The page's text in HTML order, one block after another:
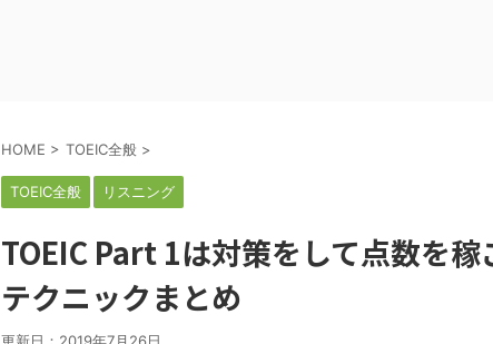
HOME > TOEIC全般 >
TOEIC全般 リスニング
TOEIC Part 1は対策をして点数を稼
テクニックまとめ